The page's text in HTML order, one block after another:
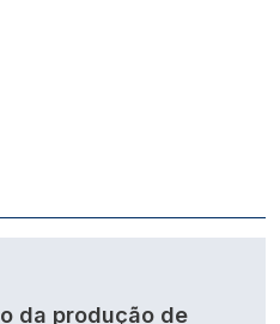
da produção de